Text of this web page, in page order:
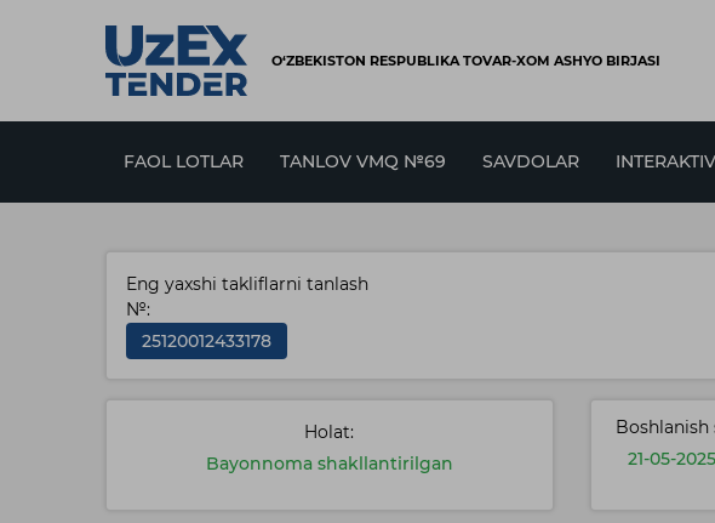
O‘ZBEKISTON RESPUBLIKA TOVAR-XOM ASHYO BIRJASI
FAOL LOTLAR TANLOV VMQ №69 SAVDOLAR
Eng yaxshi takliflarni tanlash
№:
25120012433178
Holat:
Bayonnoma shakllantirilgan
Boshlanish
21-05-